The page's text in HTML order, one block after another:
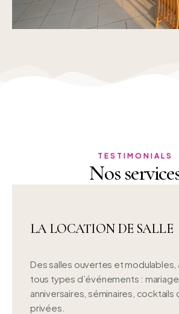
TESTIMONIALS
Nos
LA LOCATION DE SALLE
Des salles ouvertes et modulables,
tous types d’événements :
anniversaires, séminaires,
privées.